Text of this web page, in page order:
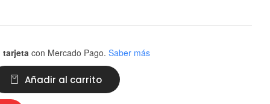
tarjeta con Mercado Pago. Saber más
Añadir al carrito